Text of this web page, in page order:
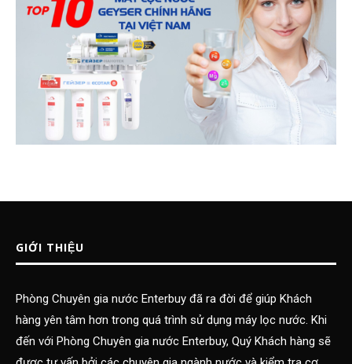
GIỚI THIỆU
Phòng Chuyên gia nước Enterbuy đã ra đời để giúp Khách
hàng yên tâm hơn trong quá trình sử dụng máy lọc nước. Khi
đến với Phòng Chuyên gia nước Enterbuy, Quý Khách hàng sẽ